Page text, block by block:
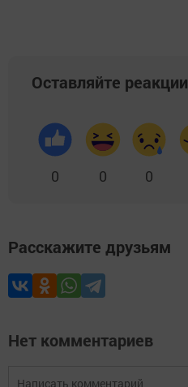
Оставляйте реакции
0 0 0
Расскажите друзьям
Нет комментариев